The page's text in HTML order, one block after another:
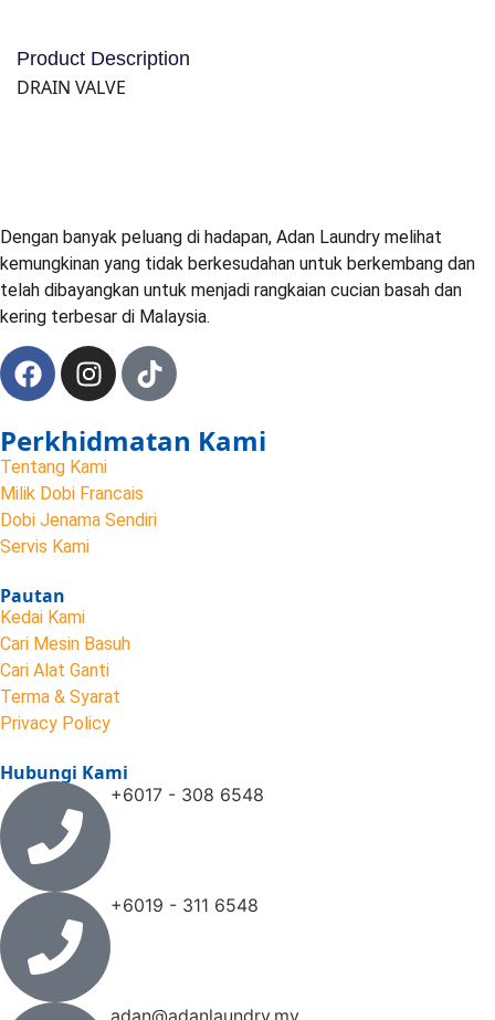
Product Description
DRAIN VALVE
Dengan banyak peluang di hadapan, Adan Laundry melihat
kemungkinan yang tidak berkesudahan untuk berkembang dan
telah dibayangkan untuk menjadi rangkaian cucian basah dan
kering terbesar di Malaysia.
Perkhidmatan Kami
Tentang Kami
Milik Dobi Francais
Dobi Jenama Sendiri
Servis Kami
Pautan
Kedai Kami
Cari Mesin Basuh
Cari Alat Ganti
Terma & Syarat
Privacy Policy
Hubungi Kami
+6017 - 308 6548
+6019 - 311 6548